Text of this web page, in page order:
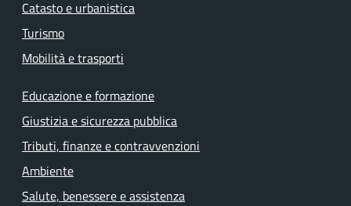
Catasto e urbanistica
Turismo
Mobilità e trasporti
Educazione e formazione
Giustizia e sicurezza pubblica
Tributi, finanze e contravvenzioni
Ambiente
Salute, benessere e assistenza